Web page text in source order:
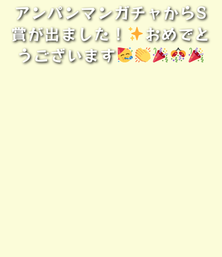
アンパンマンガチャからS
賞が出ました！
おめでと
うございます